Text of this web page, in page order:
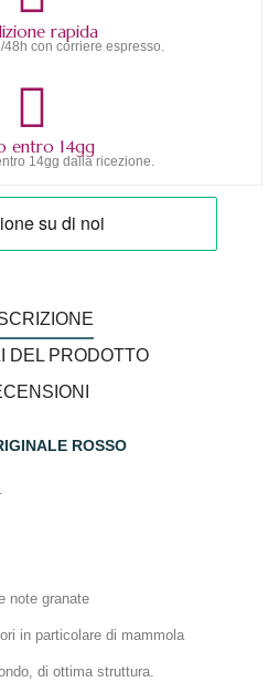
rapida
con corriere espresso.
entro 14gg
14gg dalla ricezione.
DEL PRODOTTO
ROSSO
note granate
in particolare di mammola
di ottima struttura.